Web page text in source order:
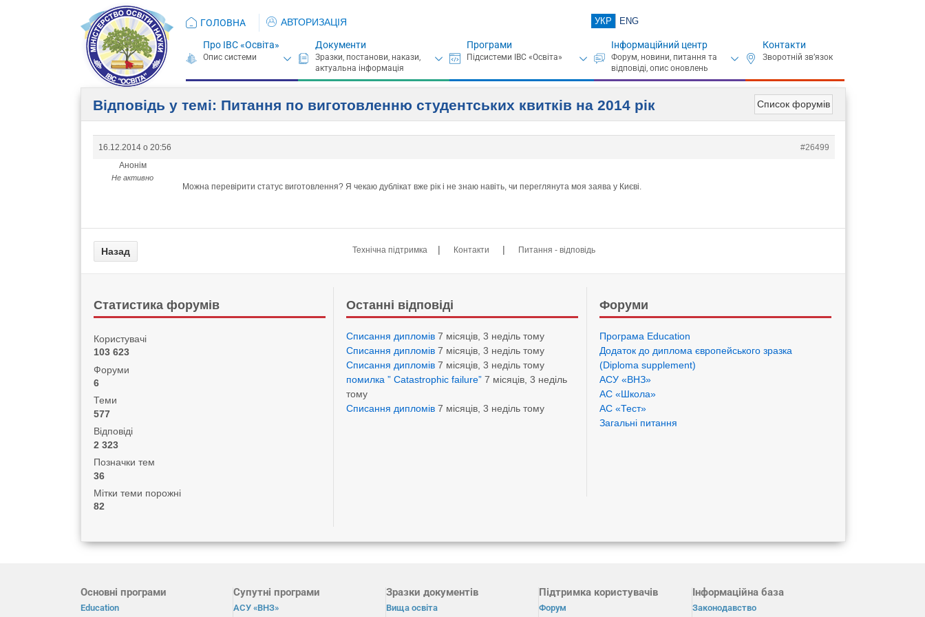
ГОЛОВНА АВТОРИЗАЦІЯ УКР ENG
Про ІВС «Освіта» Документи Програми Інформаційний центр Контакти
Список форумів
Відповідь у темі: Питання по виготовленню студентських квитків на 2014 рік
16.12.2014 о 20:56
#26499
Анонім
Не активно
Можна перевірити статус виготовлення? Я чекаю дублікат вже рік і не знаю навіть, чи переглянута моя заява у Києві.
Технічна підтримка | Контакти | Питання - відповідь
Статистика форумів
Користувачі
103 623
Форуми
6
Теми
577
Відповіді
2 323
Позначки тем
36
Мітки теми порожні
82
Останні відповіді
Списання дипломів 7 місяців, 3 неділь тому
Списання дипломів 7 місяців, 3 неділь тому
Списання дипломів 7 місяців, 3 неділь тому
помилка ” Catastrophic failure” 7 місяців, 3 неділь
тому
Списання дипломів 7 місяців, 3 неділь тому
Форуми
Програма Eduсation
Додаток до диплома європейського зразка
(Diploma supplement)
АСУ «ВНЗ»
АС «Школа»
АС «Тест»
Загальні питання
Основні програми
Education
Супутні програми
АСУ «ВНЗ»
Зразки документів
Вища освіта
Підтримка користувачів
Форум
Інформаційна база
Законодавство